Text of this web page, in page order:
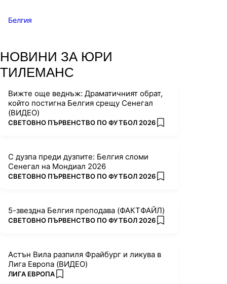
Белгия
НОВИНИ ЗА ЮРИ
ТИЛЕМАНС
Вижте още веднъж: Драматичният обрат,
който постигна Белгия срещу Сенегал
(ВИДЕО)
ПОВЕЧЕ ОТ
СВЕТОВНО ПЪРВЕНСТВО ПО ФУТБОЛ 2026 add favorites
С дузпа преди дузпите: Белгия сломи
Сенегал на Мондиал 2026
ПОВЕЧЕ ОТ
СВЕТОВНО ПЪРВЕНСТВО ПО ФУТБОЛ 2026 add favorites
5-звездна Белгия преподава (ФАКТФАЙЛ)
ПОВЕЧЕ ОТ
СВЕТОВНО ПЪРВЕНСТВО ПО ФУТБОЛ 2026 add favorites
Астън Вила разпиля Фрайбург и ликува в
Лига Европа (ВИДЕО)
ПОВЕЧЕ ОТ
ЛИГА ЕВРОПА add favorites